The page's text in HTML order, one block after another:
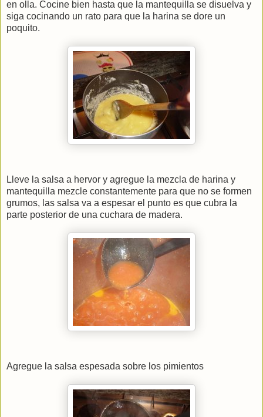
en olla. Cocine bien hasta que la mantequilla se disuelva y
siga cocinando un rato para que la harina se dore un
poquito.
Lleve la salsa a hervor y agregue la mezcla de harina y
mantequilla mezcle constantemente para que no se formen
grumos, las salsa va a espesar el punto es que cubra la
parte posterior de una cuchara de madera.
Agregue la salsa espesada sobre los pimientos